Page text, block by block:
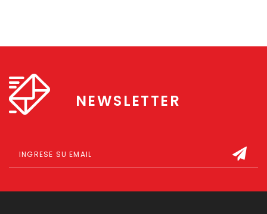
NEWSLETTER